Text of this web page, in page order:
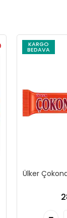
KARGO
BEDAVA
Ülker